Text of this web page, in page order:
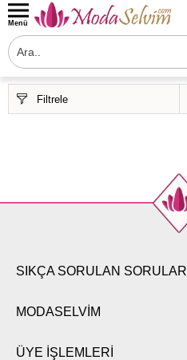
Menü
Filtrele
SIKÇA SORULAN SORULAR
MODASELVİM
ÜYE İŞLEMLERİ